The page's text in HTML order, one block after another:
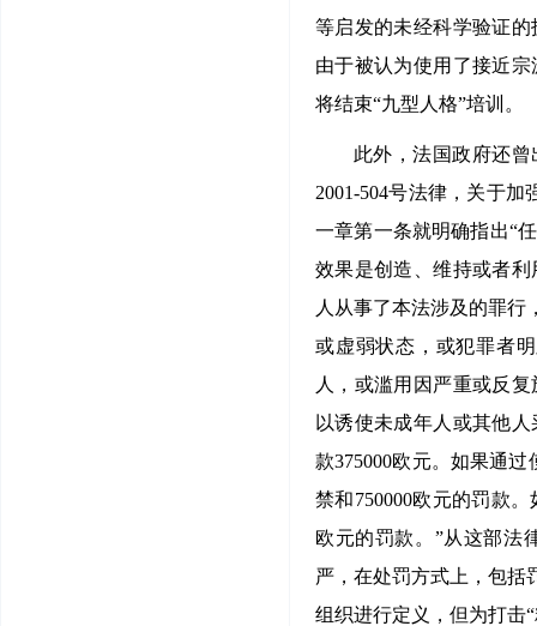
等启发的未经科学验证
由于被认为使用了接近
将结束“九型人格”培训。
此外，法国政府还曾
2001-504号法律，关于
一章第一条就明确指出“
效果是创造、维持或者
人从事了本法涉及的罪行
或虚弱状态，或犯罪者
人，或滥用因严重或反
以诱使未成年人或其他
款375000欧元。如果通
禁和750000欧元的罚款
欧元的罚款。”从这部法
严，在处罚方式上，包括
组织进行定义，但为打击